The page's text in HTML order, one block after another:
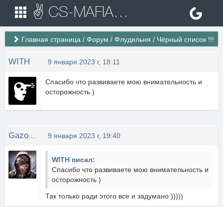
✌ CS-MAFIA.RU ✌ Игровые сервера Counter Strike 1.6
Главная страница / Форум / Флудильня / Чёрный список !!!
WITH 9 января 2023 г, 18:11
Спасибо что развиваете мою внимательность и
осторожность )
9 января 2023 г, 19:40
WITH писал:
Спасибо что развиваете мою внимательность и
осторожность )
Так только ради этого все и задумано )))))